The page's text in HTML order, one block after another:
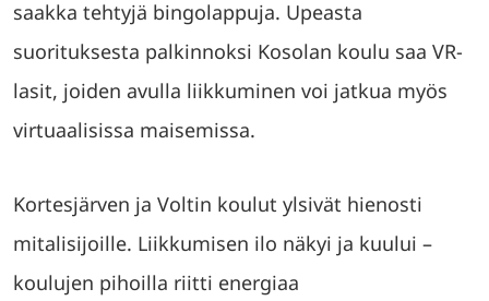
saakka tehtyjä bingolappuja. Upeasta
suorituksesta palkinnoksi Kosolan koulu saa VR-
lasit, joiden avulla liikkuminen voi jatkua myös
virtuaalisissa maisemissa.
Kortesjärven ja Voltin koulut ylsivät hienosti
mitalisijoille. Liikkumisen ilo näkyi ja kuului –
koulujen pihoilla riitti energiaa